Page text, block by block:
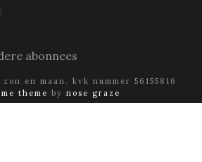
abonnees
en maan. kvk nummer 56155816
theme by nose graze